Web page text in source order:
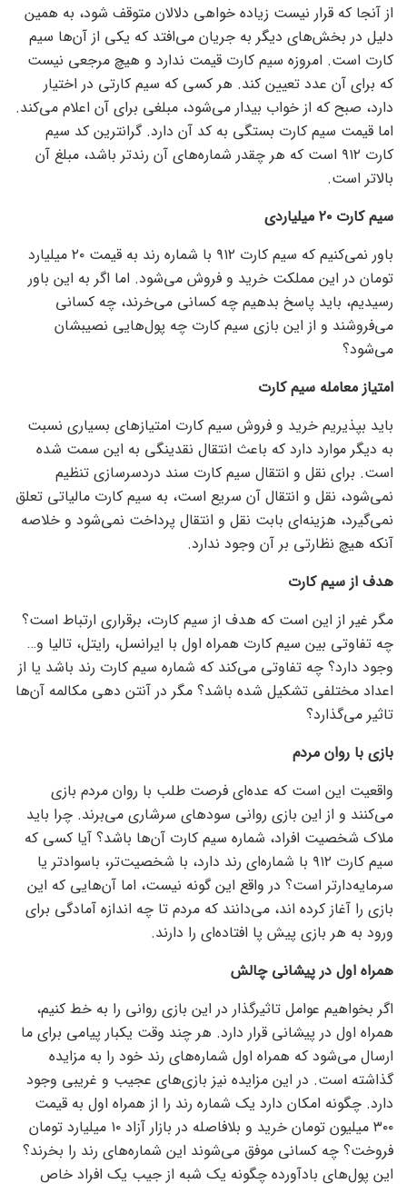
از آنجا که قرار نیست زیاده خواهی دلالان متوقف شود، به همین
دلیل در بخش‌های دیگر به جریان می‌افتد که یکی از آن‌ها سیم
کارت است. امروزه سیم کارت قیمت ندارد و هیچ مرجعی نیست
که برای آن عدد تعیین کند. هر کسی که سیم کارتی در اختیار
دارد، صبح که از خواب بیدار می‌شود، مبلغی برای آن اعلام می‌کند.
اما قیمت سیم کارت بستگی به کد آن دارد. گرانترین کد سیم
کارت ۹۱۲ است که هر چقدر شماره‌های آن رندتر باشد، مبلغ آن
بالاتر است.
سیم کارت ۲۰ میلیاردی
باور نمی‌کنیم که سیم کارت ۹۱۲ با شماره رند به قیمت ۲۰ میلیارد
تومان در این مملکت خرید و فروش می‌شود. اما اگر به این باور
رسیدیم، باید پاسخ بدهیم چه کسانی می‌خرند، چه کسانی
می‌فروشند و از این بازی سیم کارت چه پول‌هایی نصیبشان
می‌شود؟
امتیاز معامله سیم کارت
باید بپذیریم خرید و فروش سیم کارت امتیاز‌های بسیاری نسبت
به دیگر موارد دارد که باعث انتقال نقدینگی به این سمت شده
است. برای نقل و انتقال سیم کارت سند دردسرسازی تنظیم
نمی‌شود، نقل و انتقال آن سریع است، به سیم کارت مالیاتی تعلق
نمی‌گیرد، هزینه‌ای بابت نقل و انتقال پرداخت نمی‌شود و خلاصه
آنکه هیچ نظارتی بر آن وجود ندارد.
هدف از سیم کارت
مگر غیر از این است که هدف از سیم کارت، برقراری ارتباط است؟
چه تفاوتی بین سیم کارت همراه اول با ایرانسل، رایتل، تالیا و…
وجود دارد؟ چه تفاوتی می‌کند که شماره سیم کارت رند باشد یا از
اعداد مختلفی تشکیل شده باشد؟ مگر در آنتن دهی مکالمه آن‌ها
تاثیر می‌گذارد؟
بازی با روان مردم
واقعیت این است که عده‌ای فرصت طلب با روان مردم بازی
می‌کنند و از این بازی روانی سود‌های سرشاری می‌برند. چرا باید
ملاک شخصیت افراد، شماره سیم کارت آن‌ها باشد؟ آیا کسی که
سیم کارت ۹۱۲ با شماره‌ای رند دارد، با شخصیت‌تر، باسوادتر یا
سرمایه‌دارتر است؟ در واقع این گونه نیست، اما آن‌هایی که این
بازی را آغاز کرده اند، می‌دانند که مردم تا چه اندازه آمادگی برای
ورود به هر بازی پیش پا افتاده‌ای را دارند.
همراه اول در پیشانی چالش
اگر بخواهیم عوامل تاثیرگذار در این بازی روانی را به خط کنیم،
همراه اول در پیشانی قرار دارد. هر چند وقت یکبار پیامی برای ما
ارسال می‌شود که همراه اول شماره‌های رند خود را به مزایده
گذاشته است. در این مزایده نیز بازی‌های عجیب و غریبی وجود
دارد. چگونه امکان دارد یک شماره رند را از همراه اول به قیمت
۳۰۰ میلیون تومان خرید و بلافاصله در بازار آزاد ۱۰ میلیارد تومان
فروخت؟ چه کسانی موفق می‌شوند این شماره‌های رند را بخرند؟
این پول‌های بادآورده چگونه یک شبه از جیب یک افراد خاص